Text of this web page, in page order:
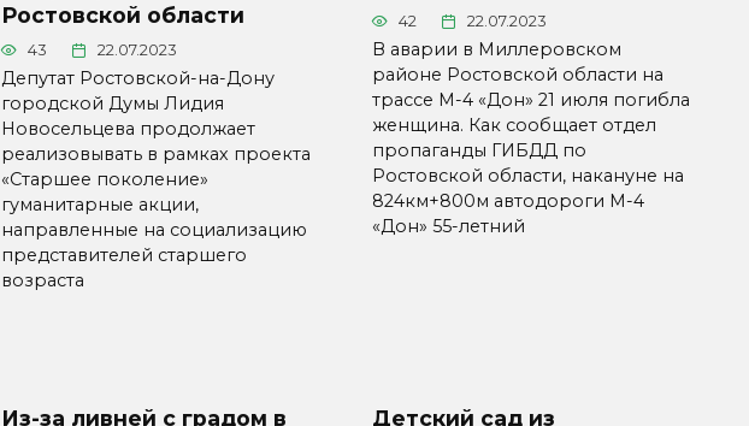
Ростовской области
43 22.07.2023
Депутат Ростовской-на-Дону
городской Думы Лидия
Новосельцева продолжает
реализовывать​ в рамках проекта
«Старшее поколение»
гуманитарные акции,
направленные на социализацию
представителей старшего
возраста
42 22.07.2023
В аварии в Миллеровском
районе Ростовской области на
трассе М-4 «Дон» 21 июля погибла
женщина. Как сообщает отдел
пропаганды ГИБДД по
Ростовской области, накануне на
824км+800м автодороги М-4
«Дон» 55-летний
Из-за ливней с градом в
Детский сад из